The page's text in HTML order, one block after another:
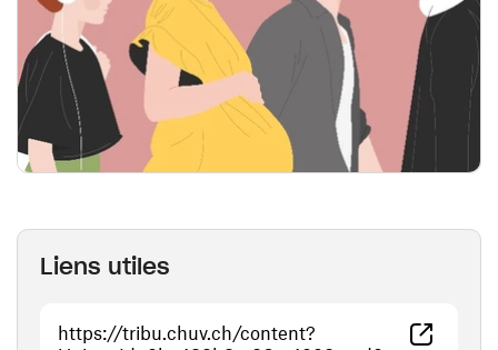
Liens utiles
https://tribu.chuv.ch/content?